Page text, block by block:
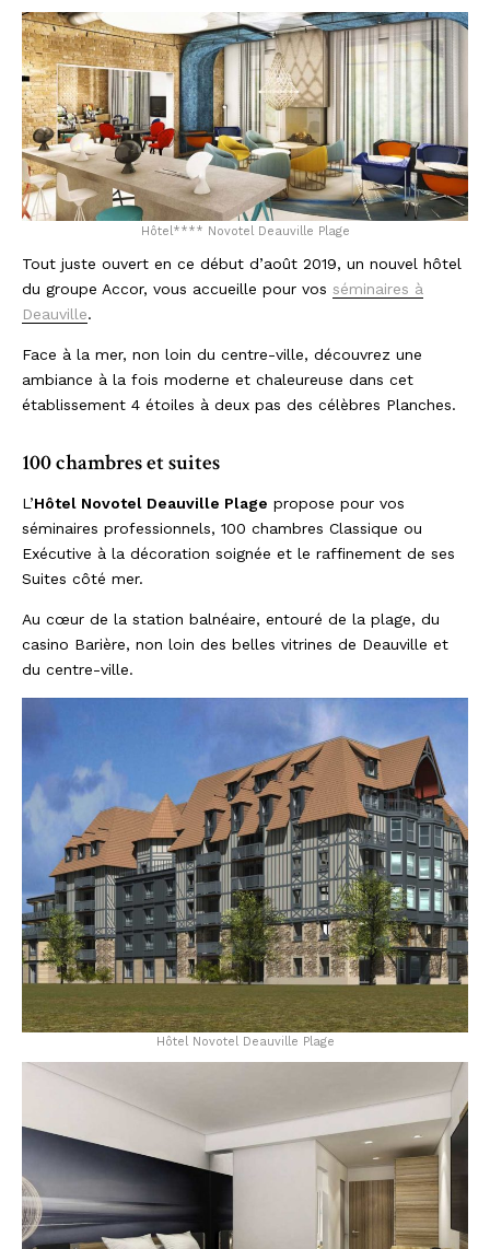
Hôtel**** Novotel Deauville Plage
Tout juste ouvert en ce début d’août 2019, un nouvel hôtel
du groupe Accor, vous accueille pour vos séminaires à
Deauville.
Face à la mer, non loin du centre-ville, découvrez une
ambiance à la fois moderne et chaleureuse dans cet
établissement 4 étoiles à deux pas des célèbres Planches.
100 chambres et suites
L’Hôtel Novotel Deauville Plage propose pour vos
séminaires professionnels, 100 chambres Classique ou
Exécutive à la décoration soignée et le raffinement de ses
Suites côté mer.
Au cœur de la station balnéaire, entouré de la plage, du
casino Barière, non loin des belles vitrines de Deauville et
du centre-ville.
Hôtel Novotel Deauville Plage